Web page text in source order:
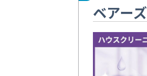
ベアーズ